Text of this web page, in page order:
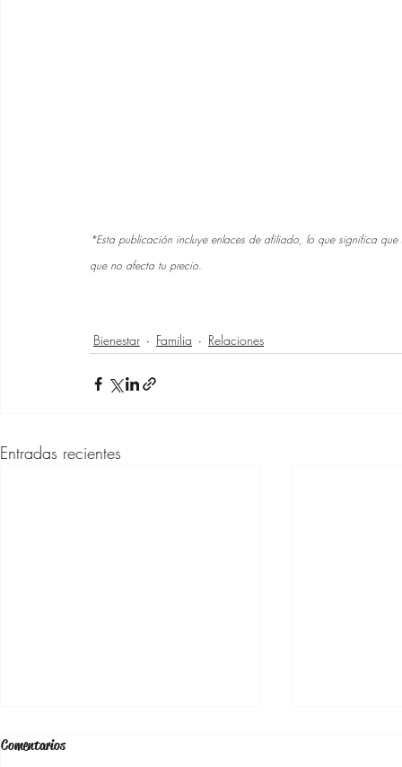
*Esta publicación incluye enlaces de afiliado, lo que significa
que no afecta tu precio.
Bienestar Familia Relaciones
Entradas recientes
Comentarios